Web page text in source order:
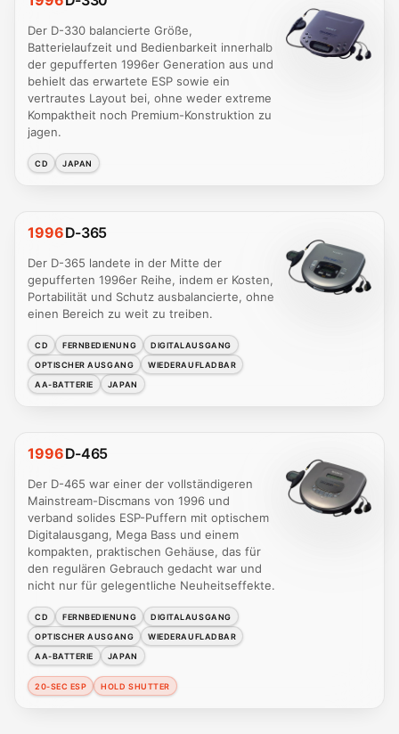
Der D-330 balancierte Größe,
Batterielaufzeit und Bedienbarkeit innerhalb
der gepufferten 1996er Generation aus und
behielt das erwartete ESP sowie ein
vertrautes Layout bei, ohne weder extreme
Kompaktheit noch Premium-Konstruktion zu
jagen.
CD JAPAN
1996D-365
Der D-365 landete in der Mitte der
gepufferten 1996er Reihe, indem er Kosten,
Portabilität und Schutz ausbalancierte, ohne
einen Bereich zu weit zu treiben.
CD FERNBEDIENUNG
DIGITALAUSGANG
OPTISCHER AUSGANG
WIEDERAUFLADBAR
AA-BATTERIE
JAPAN
1996D-465
Der D-465 war einer der vollständigeren
Mainstream-Discmans von 1996 und
verband solides ESP-Puffern mit optischem
Digitalausgang, Mega Bass und einem
kompakten, praktischen Gehäuse, das für
den regulären Gebrauch gedacht war und
nicht nur für gelegentliche Neuheitseffekte.
CD FERNBEDIENUNG
DIGITALAUSGANG
OPTISCHER AUSGANG
WIEDERAUFLADBAR
AA-BATTERIE
JAPAN
20-SEC ESP HOLD SHUTTER